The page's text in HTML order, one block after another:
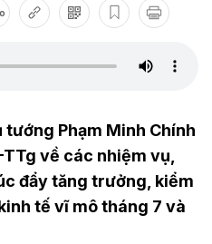
tướng Phạm Minh Chính
về các nhiệm vụ,
đẩy tăng trưởng, kiểm
tế vĩ mô tháng 7 và